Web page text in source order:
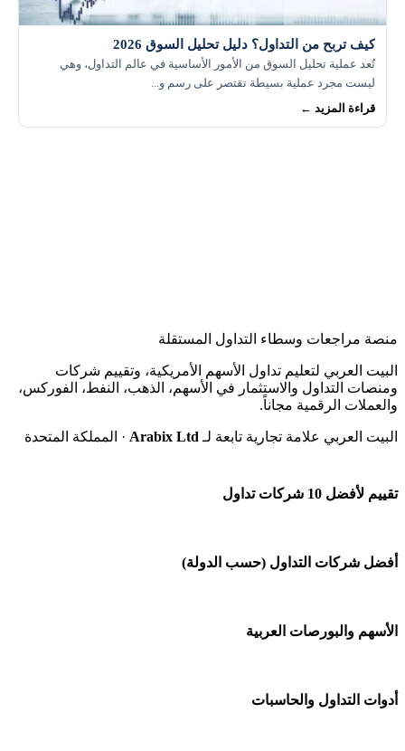
كيف تربح من التداول؟ دليل تحليل السوق 2026
تُعد عملية تحليل السوق من الأمور الأساسية في عالم التداول، وهي
ليست مجرد عملية بسيطة تقتصر على رسم و...
قراءة المزيد ←
منصة مراجعات وسطاء التداول المستقلة
البيت العربي لتعليم تداول الأسهم الأمريكية، وتقييم شركات
ومنصات التداول والاستثمار في الأسهم، الذهب، النفط، الفوركس،
والعملات الرقمية مجاناً.
البيت العربي علامة تجارية تابعة لـ Arabix Ltd · المملكة المتحدة
تقييم لأفضل 10 شركات تداول
شركة Capital.com
منصة بينانس
أفضل شركات التداول (حسب الدولة)
شركات تداول في السعودية
الأسهم والبورصات العربية
🌍 كل البورصات العربية
أدوات التداول والحاسبات